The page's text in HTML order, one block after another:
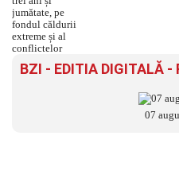
BZI - EDITIA DIGITALĂ -
07